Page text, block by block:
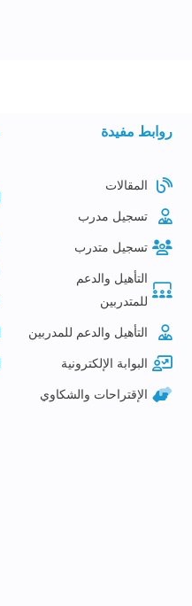
روابط مفيدة
المقالات
تسجيل مدرب
تسجيل متدرب
التأهيل والدعم
للمتدربين
التأهيل والدعم للمدربين
البوابة الإلكترونية
الإقتراحات والشكاوي